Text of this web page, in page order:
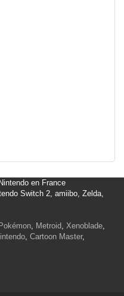
en France
Switch 2, amiibo, Zelda,
Pokémon, Metroid, Xenoblade,
, Cartoon Master,